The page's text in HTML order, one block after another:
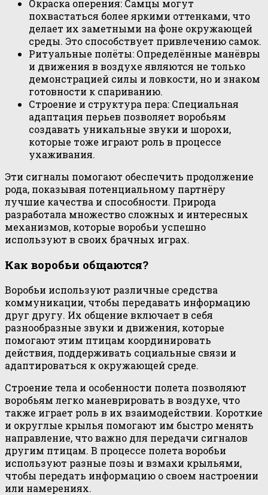
Окраска оперения: Самцы могут
похвастаться более яркими оттенками, что
делает их заметными на фоне окружающей
среды. Это способствует привлечению самок.
Ритуальные полёты: Определённые манёвры
и движения в воздухе являются не только
демонстрацией силы и ловкости, но и знаком
готовности к спариванию.
Строение и структура пера: Специальная
адаптация перьев позволяет воробьям
создавать уникальные звуки и шорохи,
которые тоже играют роль в процессе
ухаживания.
Эти сигналы помогают обеспечить продолжение
рода, показывая потенциальному партнёру
лучшие качества и способности. Природа
разработала множество сложных и интересных
механизмов, которые воробьи успешно
используют в своих брачных играх.
Как воробьи общаются?
Воробьи используют различные средства
коммуникации, чтобы передавать информацию
друг другу. Их общение включает в себя
разнообразные звуки и движения, которые
помогают этим птицам координировать
действия, поддерживать социальные связи и
адаптироваться к окружающей среде.
Строение тела и особенности полета позволяют
воробьям легко маневрировать в воздухе, что
также играет роль в их взаимодействии. Короткие
и округлые крылья помогают им быстро менять
направление, что важно для передачи сигналов
другим птицам. В процессе полета воробьи
используют разные позы и взмахи крыльями,
чтобы передать информацию о своем настроении
или намерениях.